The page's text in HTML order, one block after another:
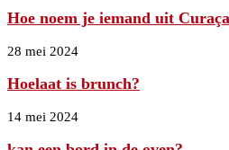
Hoe noem je iemand uit
28 mei 2024
Hoelaat is brunch?
14 mei 2024